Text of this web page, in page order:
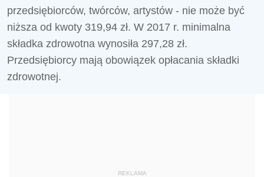
przedsiębiorców, twórców, artystów - nie może być
niższa od kwoty 319,94 zł. W 2017 r. minimalna
składka zdrowotna wynosiła 297,28 zł.
Przedsiębiorcy mają obowiązek opłacania składki
zdrowotnej.
REKLAMA